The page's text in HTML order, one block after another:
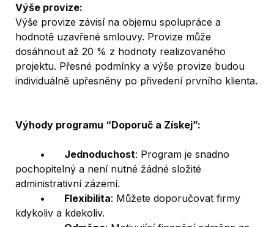
Výše provize:
Výše provize závisí na objemu spolupráce a
hodnotě uzavřené smlouvy. Provize může
dosáhnout až 20 % z hodnoty realizovaného
projektu. Přesné podmínky a výše provize budou
individuálně upřesněny po přivedení prvního klienta.
Výhody programu “Doporuč a Získej”:
Jednoduchost: Program je snadno
pochopitelný a není nutné žádné složité
administrativní zázemí.
Flexibilita: Můžete doporučovat firmy
kdykoliv a kdekoliv.